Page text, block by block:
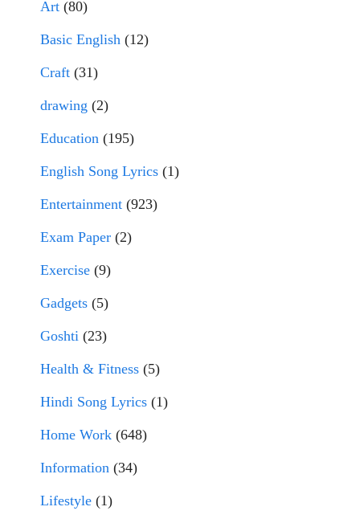
Art (80)
Basic English (12)
Craft (31)
drawing (2)
Education (195)
English Song Lyrics (1)
Entertainment (923)
Exam Paper (2)
Exercise (9)
Gadgets (5)
Goshti (23)
Health & Fitness (5)
Hindi Song Lyrics (1)
Home Work (648)
Information (34)
Lifestyle (1)